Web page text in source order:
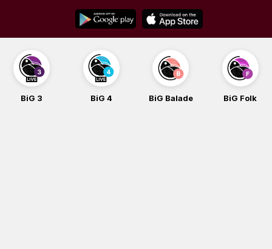
content
BiG 3 BiG 4 BiG Balade BiG Folk